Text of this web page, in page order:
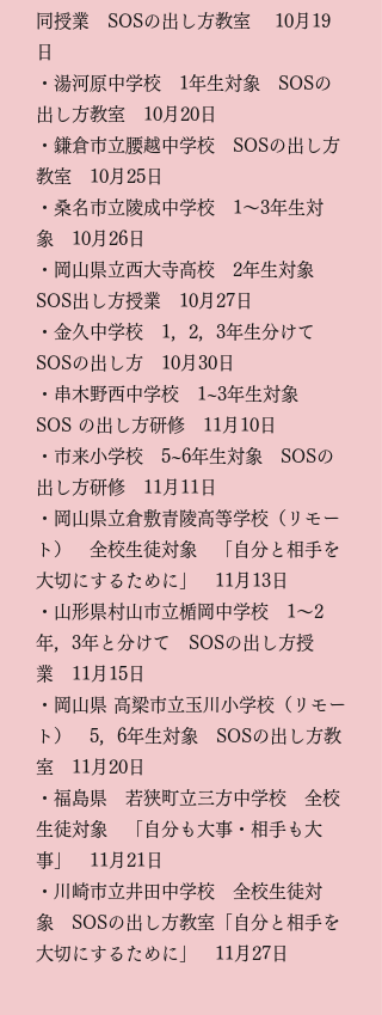
同授業 SOSの出し方教室 10月19
日
・湯河原中学校 1年生対象 SOSの
出し方教室 10月20日
・鎌倉市立腰越中学校 SOSの出し方
教室 10月25日
・桑名市立陵成中学校 1～3年生対
象 10月26日
・岡山県立西大寺高校 2年生対象
SOS出し方授業 10月27日
・金久中学校 1，2，3年生分けて
SOSの出し方 10月30日​
・串木野西中学校 1~3年生対象
SOS の出し方研修 11月10日
・市来小学校 5~6年生対象 SOSの
出し方研修 11月11日
・岡山県立倉敷青陵高等学校（リモー
ト） 全校生徒対象 「自分と相手を
大切にするために」 11月13日
・山形県村山市立楯岡中学校 1～2
年，3年と分けて SOSの出し方授
業 11月15日
・岡山県 高梁市立玉川小学校（リモー
ト） 5，6年生対象 SOSの出し方教
室 11月20日
・福島県 若狭町立三方中学校 全校
生徒対象 「自分も大事・相手も大
事」 11月21日
・川崎市立井田中学校 全校生徒対
象 SOSの出し方教室「自分と相手を
大切にするために」 11月27日